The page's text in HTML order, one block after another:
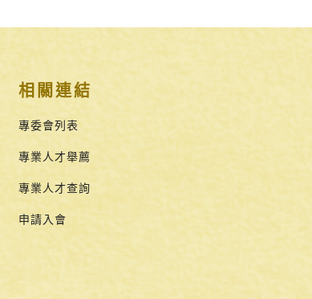
相關連結
專委會列表
專業人才舉薦
專業人才查詢
申請入會